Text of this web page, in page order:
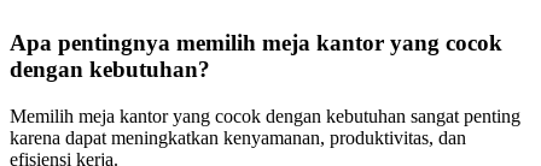
Apa pentingnya memilih meja kantor yang cocok
dengan kebutuhan?
Memilih meja kantor yang cocok dengan kebutuhan sangat penting
karena dapat meningkatkan kenyamanan, produktivitas, dan
efisiensi kerja.